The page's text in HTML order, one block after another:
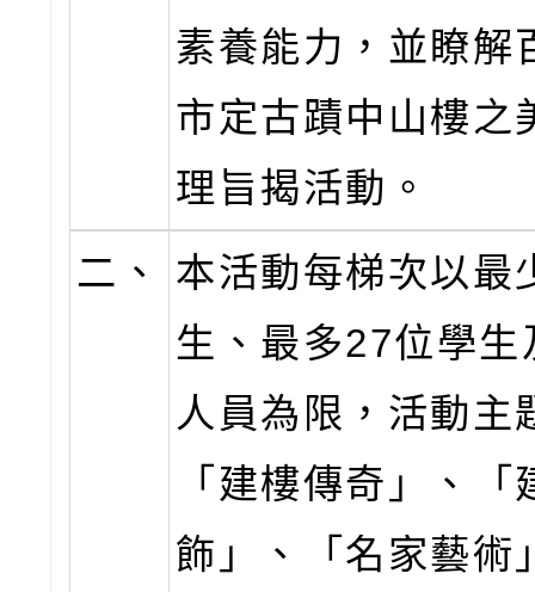
素養能力，並瞭解
市定古蹟中山樓之
理旨揭活動。
二、
本活動每梯次以最
生、最多27位學生
人員為限，活動主
「建樓傳奇」、「
飾」、「名家藝術